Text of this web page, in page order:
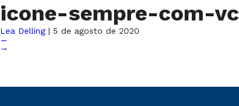
icone-sempre-com-vc
Lea Delling | 5 de agosto de 2020
←
→